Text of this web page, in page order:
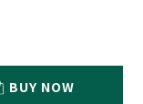
BUY NOW